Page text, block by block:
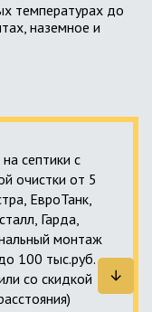
температурах до
наземное и
септики с
очистки от 5
ЕвроТанк,
Гарда,
монтаж
100 тыс.руб.
со скидкой